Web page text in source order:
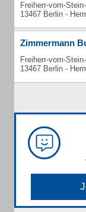
Freiherr-vom-
13467 Berlin -
Zimmermann
Freiherr-vom-
13467 Berlin -